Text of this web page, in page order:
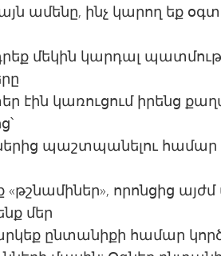
ամենը, ինչ կարող եք
մեկին կարդալ
էին կառուցում իրենց
պաշտպանելու համար
«թշնամիներ», որոնցից
մեր
ընտանիքի համար